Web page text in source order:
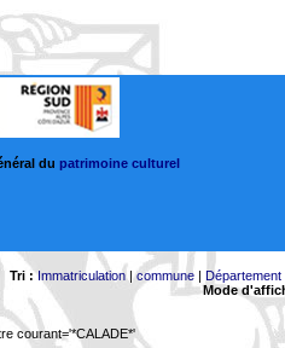
du patrimoine culturel
Tri : Immatriculation|commune| Département
Mode
courant='*CALADE*'